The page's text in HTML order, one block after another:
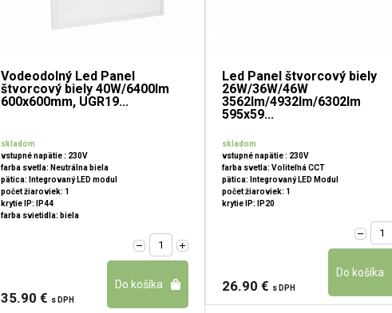
Vodeodolný Led Panel
štvorcový biely 40W/6400lm
600x600mm, UGR19...
skladom
vstupné napätie : 230V
farba svetla: Neutrálna biela
pätica: Integrovaný LED modul
počet žiaroviek: 1
krytie IP: IP44
farba svietidla: biela
35.90 € s DPH
Led Panel štvorcový biely
26W/36W/46W
3562lm/4932lm/6302lm
595x59...
skladom
vstupné napätie : 230V
farba svetla: Voliteľná CCT
pätica: Integrovaný LED Modul
počet žiaroviek: 1
krytie IP: IP20
26.90 € s DPH